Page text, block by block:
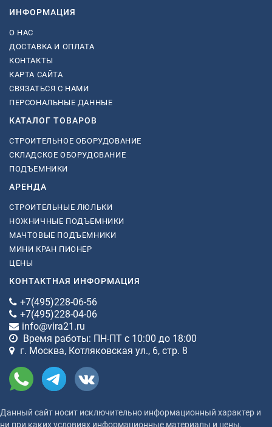
ИНФОРМАЦИЯ
О НАС
ДОСТАВКА И ОПЛАТА
КОНТАКТЫ
КАРТА САЙТА
СВЯЗАТЬСЯ С НАМИ
ПЕРСОНАЛЬНЫЕ ДАННЫЕ
КАТАЛОГ ТОВАРОВ
СТРОИТЕЛЬНОЕ ОБОРУДОВАНИЕ
СКЛАДСКОЕ ОБОРУДОВАНИЕ
ПОДЪЕМНИКИ
АРЕНДА
СТРОИТЕЛЬНЫЕ ЛЮЛЬКИ
НОЖНИЧНЫЕ ПОДЪЕМНИКИ
МАЧТОВЫЕ ПОДЪЕМНИКИ
МИНИ КРАН ПИОНЕР
ЦЕНЫ
КОНТАКТНАЯ ИНФОРМАЦИЯ
+7(495)228-06-56
+7(495)228-04-06
info@vira21.ru
Время работы: ПН-ПТ с 10:00 до 18:00
г. Москва, Котляковская ул., 6, стр. 8
Данный сайт носит исключительно информационный характер и
ни при каких условиях информационные материалы и цены,